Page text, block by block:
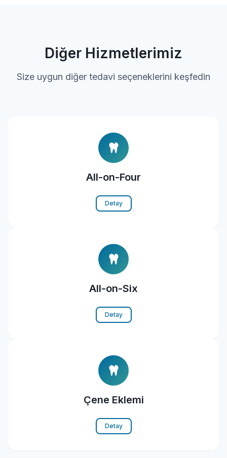
Diğer Hizmetlerimiz
Size uygun diğer tedavi seçeneklerini keşfedin
All-on-Four
Detay
All-on-Six
Detay
Çene Eklemi
Detay